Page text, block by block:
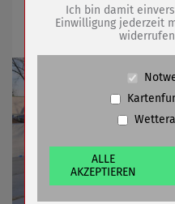
Im Winter
Anbieter
Wenselaar
Anbieter
Zweck
Speichert
bezüglich
Ich bin damit
Einwilligung jederzeit
ALLE
AKZEPTIEREN